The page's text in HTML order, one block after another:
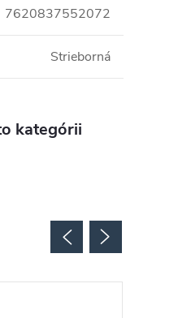
7620837552072
Strieborná
kategórii